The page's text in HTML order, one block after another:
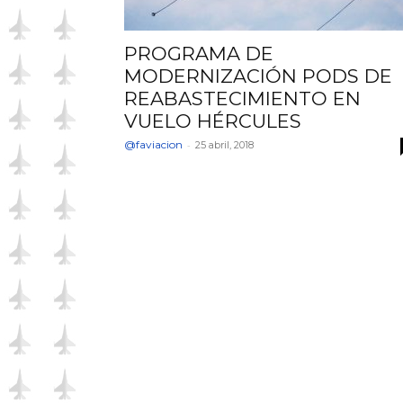
PROGRAMA DE
MODERNIZACIÓN PODS DE
REABASTECIMIENTO EN
VUELO HÉRCULES
@faviacion - 25 abril, 2018